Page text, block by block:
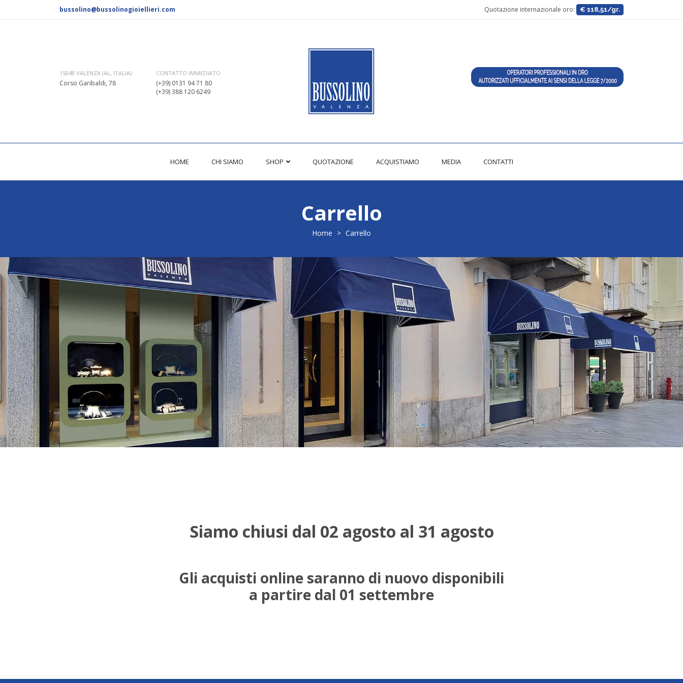
bussolino@bussolinogioiellieri.com Quotazione internazionale oro: € 118,51/gr.
15048 VALENZA (AL, ITALIA)
Corso Garibaldi, 78
CONTATTO IMMEDIATO
(+39) 0131 94 71 80
(+39) 388 120 6249
HOME CHI SIAMO SHOP QUOTAZIONE ACQUISTIAMO MEDIA CONTATTI
Carrello
Home > Carrello
Siamo chiusi dal 02 agosto al 31 agosto
Gli acquisti online saranno di nuovo disponibili
a partire dal 01 settembre